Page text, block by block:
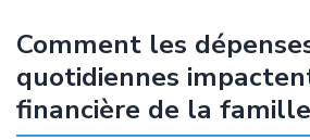
Comment les
quotidiennes
financière de la